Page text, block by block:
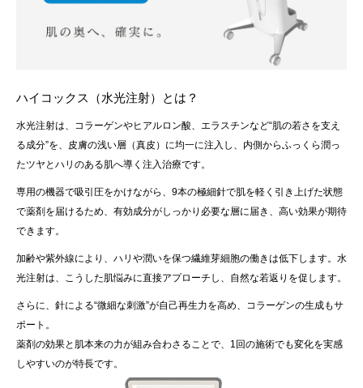
ハイコックス（水光注射）とは？
水光注射は、コラーゲンやヒアルロン酸、エラスチンなど“肌の若さを支え
る成分”を、皮膚の浅い層（真皮）に均一に注入し、内側からふっくら潤っ
たツヤとハリのある肌へ導く注入治療です。
専用の機器で吸引圧をかけながら、9本の極細針で肌を軽く引き上げた状態
で薬剤を届けるため、有効成分がしっかり必要な層に届き、高い効果が期待
できます。
加齢や紫外線により、ハリや潤いを保つ繊維芽細胞の働きは低下します。水
光注射は、こうした肌悩みに直接アプローチし、自然な若返りを促します。
さらに、針による“微細な刺激”が自己再生力を高め、コラーゲンの生成もサ
ポート。
薬剤の効果と肌本来の力が組み合わさることで、1回の施術でも変化を実感
しやすいのが特長です。